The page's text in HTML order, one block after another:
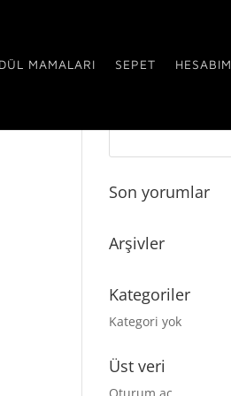
MAMALARI SEPET HESABIM
Son yorumlar
Arşivler
Kategoriler
Kategori yok
Üst veri